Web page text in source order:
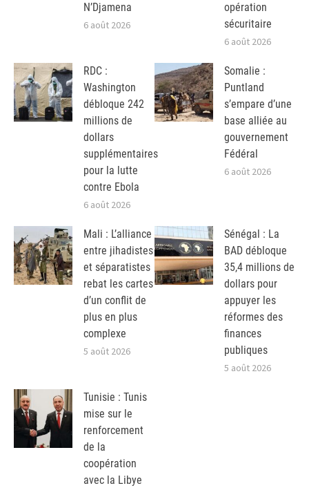
N’Djamena
6 août 2026
opération
sécuritaire
6 août 2026
RDC :
Washington
débloque 242
millions de
dollars
supplémentaires
pour la lutte
contre Ebola
6 août 2026
Somalie :
Puntland
s’empare d’une
base alliée au
gouvernement
Fédéral
6 août 2026
Mali : L’alliance
entre jihadistes
et séparatistes
rebat les cartes
d’un conflit de
plus en plus
complexe
5 août 2026
Sénégal : La
BAD débloque
35,4 millions de
dollars pour
appuyer les
réformes des
finances
publiques
5 août 2026
Tunisie : Tunis
mise sur le
renforcement
de la
coopération
avec la Libye